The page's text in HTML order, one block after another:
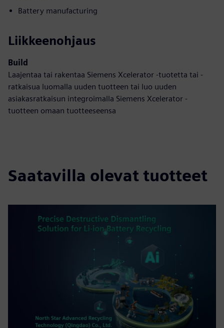
Battery manufacturing
Liikkeenohjaus
Build
Laajentaa tai rakentaa Siemens Xcelerator -tuotetta tai -
ratkaisua luomalla uuden tuotteen tai luo uuden
asiakasratkaisun integroimalla Siemens Xcelerator -
tuotteen omaan tuotteeseensa
Saatavilla olevat tuotteet